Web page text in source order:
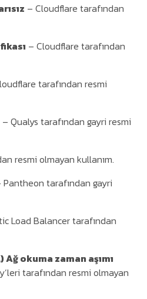
– Cloudflare tarafından
– Cloudflare tarafından
tarafından resmi
– Qualys tarafından gayri resmi
resmi olmayan kullanım.
Pantheon tarafından gayri
Load Balancer tarafından
okuma zaman aşımı
tarafından resmi olmayan